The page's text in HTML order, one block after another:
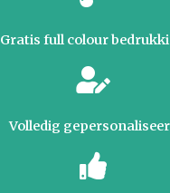
Gratis full colour
Volledig